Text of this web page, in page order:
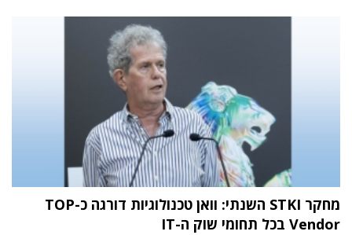
מחקר STKI השנתי: וואן טכנולוגיות דורגה כ-TOP
Vendor בכל תחומי שוק ה-IT